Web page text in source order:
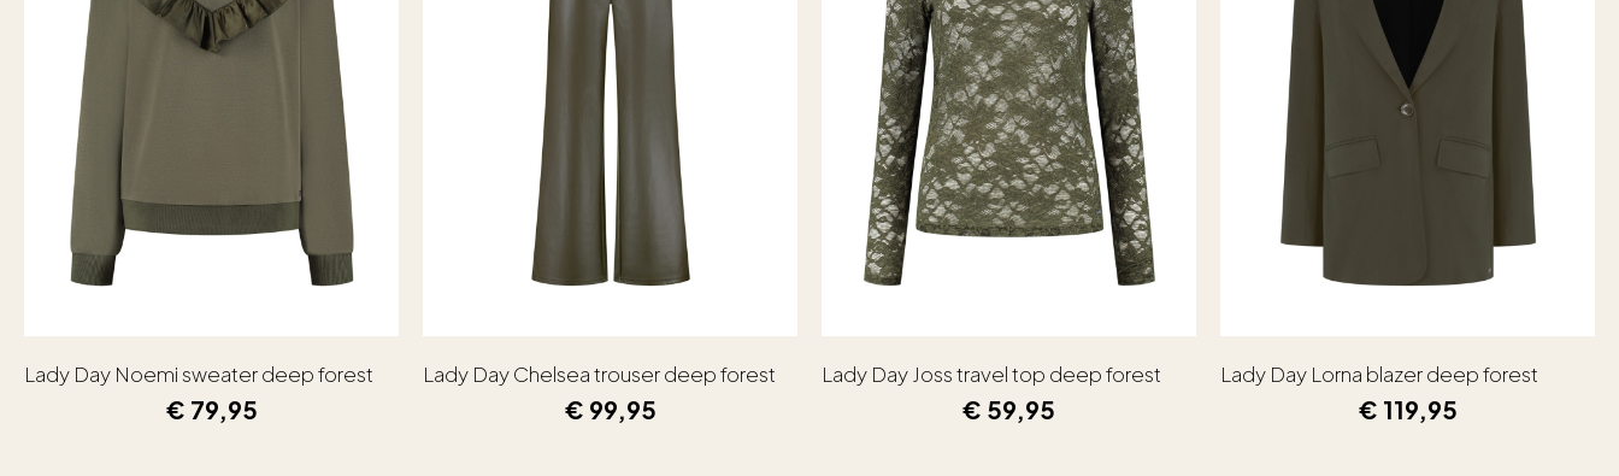
Lady Day Noemi sweater deep forest
€ 79,95
Lady Day Chelsea trouser deep forest
€ 99,95
Lady Day Joss travel top deep forest
€ 59,95
Lady Day Lorna blazer deep forest
€ 119,95